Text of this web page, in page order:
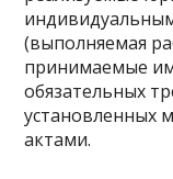
(выполняемая
принимаемые
обязательных
установленных
актами.